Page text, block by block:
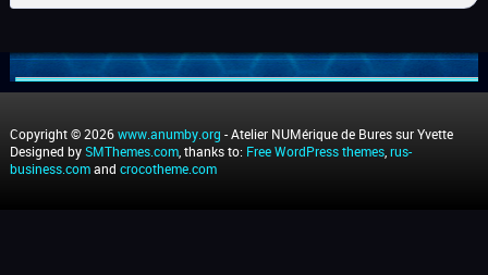
Copyright © 2026www.anumby.org - Atelier NUMérique de Bures sur Yvette
Designed bySMThemes.com, thanks to: Free WordPress themes, rus-
business.comand crocotheme.com